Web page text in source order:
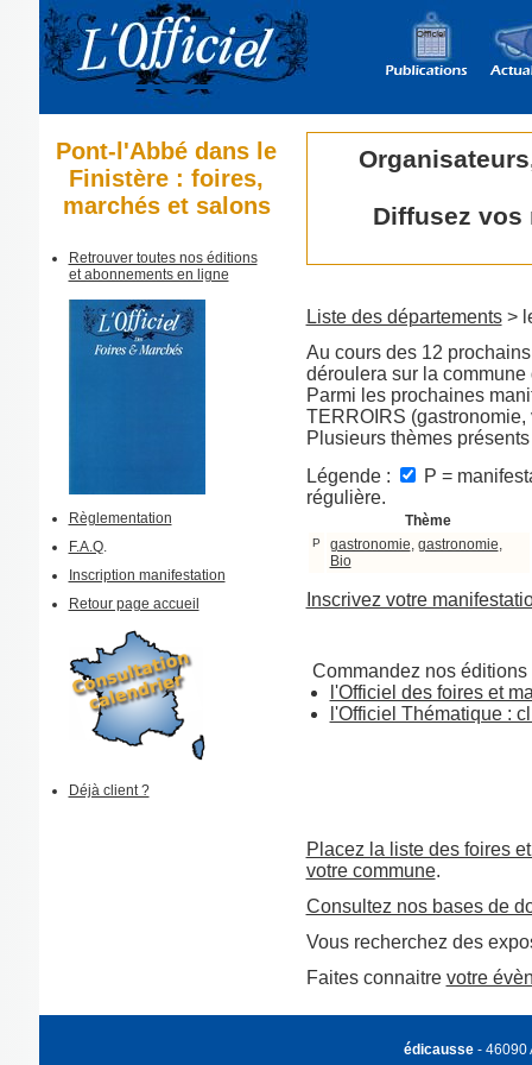
Pont-l'Abbé dans le
Finistère : foires,
marchés et salons
Retrouver toutes nos éditions
et abonnements en ligne
Règlementation
F.A.Q.
Inscription manifestation
Retour page accueil
Déjà client ?
Diffusez vos
Liste des départements>
Au cours des 12
déroulera sur la
Parmi les prochaines
TERROIRS (gastronomie,
Plusieurs thèmes
Légende :
P =
régulière.
Thème
P gastronomie, gastronomie,
Bio
Inscrivez votre
Commandez nos éditions
l'Officiel des foires et
l'Officiel Thématique :
Placez la liste des foires
votre commune.
Consultez nos bases de
Vous recherchez des
Faites connaitre votre
édicausse - 46090